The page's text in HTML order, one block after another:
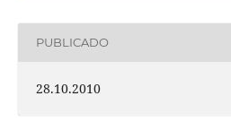
PUBLICADO
28.10.2010